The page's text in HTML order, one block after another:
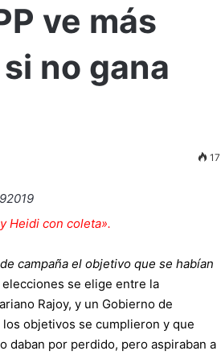
ve más
no gana
17
Heidi con coleta».
campaña el objetivo que se habían
se elige entre la
Rajoy, y un Gobierno de
objetivos se cumplieron y que
daban por perdido, pero aspiraban a